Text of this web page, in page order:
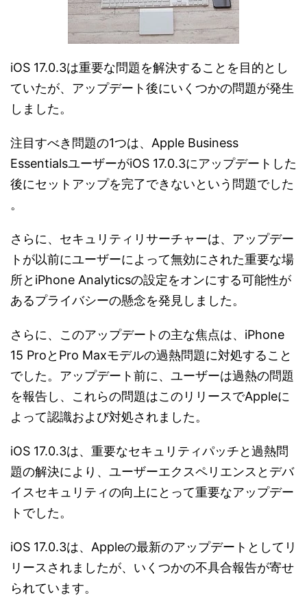
iOS 17.0.3は重要な問題を解決することを目的とし
ていたが、アップデート後にいくつかの問題が発生
しました。
注目すべき問題の1つは、Apple Business
EssentialsユーザーがiOS 17.0.3にアップデートした
後にセットアップを完了できないという問題でした​​
。
さらに、セキュリティリサーチャーは、アップデー
トが以前にユーザーによって無効にされた重要な場
所とiPhone Analyticsの設定をオンにする可能性が
あるプライバシーの懸念を発見しました​。
さらに、このアップデートの主な焦点は、iPhone
15 ProとPro Maxモデルの過熱問題に対処すること
でした。アップデート前に、ユーザーは過熱の問題
を報告し、これらの問題はこのリリースでAppleに
よって認識および対処されました​。
iOS 17.0.3は、重要なセキュリティパッチと過熱問
題の解決により、ユーザーエクスペリエンスとデバ
イスセキュリティの向上にとって重要なアップデー
トでした。
iOS 17.0.3は、Appleの最新のアップデートとしてリ
リースされましたが、いくつかの不具合報告が寄せ
られています。